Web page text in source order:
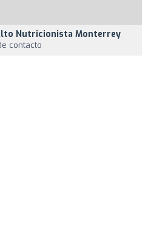
Nutricionista Monterrey
contacto